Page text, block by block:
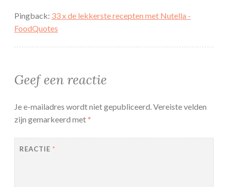
Pingback: 33 x de lekkerste recepten met Nutella -
FoodQuotes
Geef een reactie
Je e-mailadres wordt niet gepubliceerd.Vereiste velden
zijn gemarkeerd met*
REACTIE *